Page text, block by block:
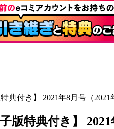
典付き】 2021年8月号（2021
版特典付き】 2021